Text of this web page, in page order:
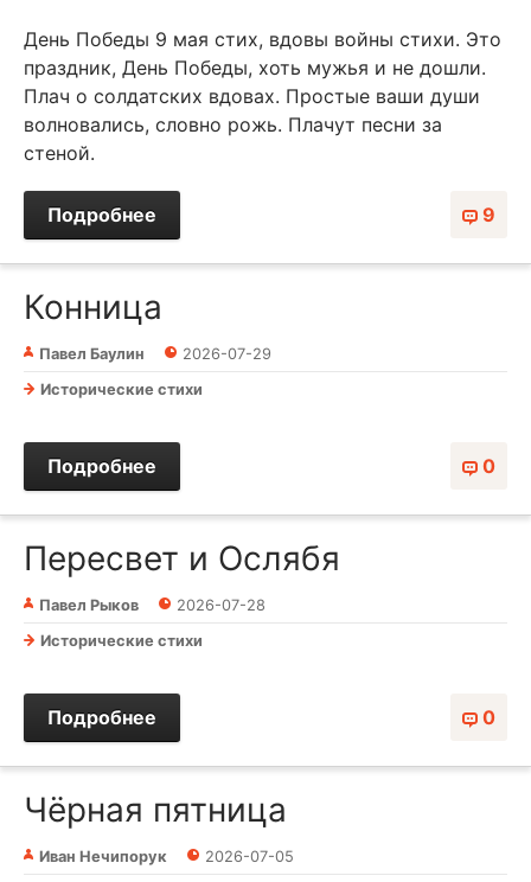
День Победы 9 мая стих, вдовы войны стихи. Это
праздник, День Победы, хоть мужья и не дошли.
Плач о солдатских вдовах. Простые ваши души
волновались, словно рожь. Плачут песни за
стеной.
9
Подробнее
Конница
Павел Баулин
2026-07-29
Исторические стихи
0
Подробнее
Пересвет и Ослябя
Павел Рыков
2026-07-28
Исторические стихи
0
Подробнее
Чёрная пятница
Иван Нечипорук
2026-07-05